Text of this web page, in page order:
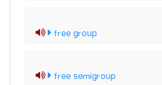
free group
free semigroup